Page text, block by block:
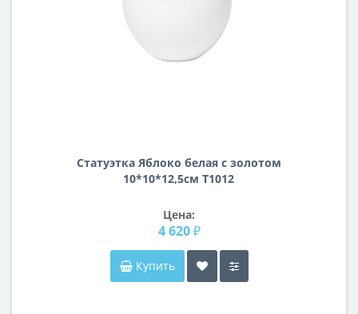
Статуэтка Яблоко белая с золотом
10*10*12,5см T1012
Цена:
4 620 ₽
Купить